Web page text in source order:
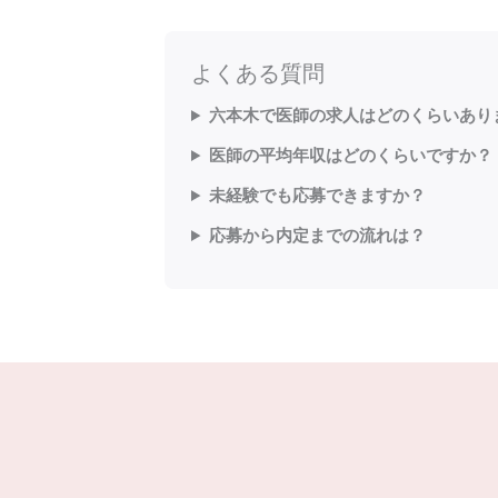
よくある質問
六本木で医師の求人はどのくらいあり
医師の平均年収はどのくらいですか？
未経験でも応募できますか？
応募から内定までの流れは？